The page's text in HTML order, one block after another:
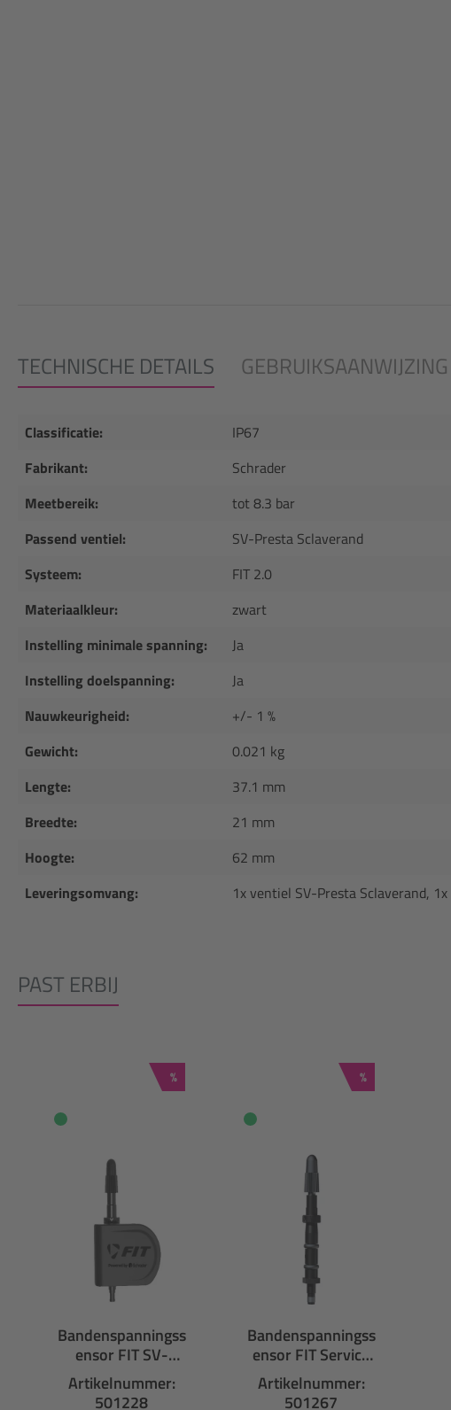
TECHNISCHE DETAILS GEBRUIKSAANWIJZING
Classificatie:
IP67
Fabrikant:
Schrader
Meetbereik:
tot 8.3 bar
Passend ventiel:
SV-Presta Sclaverand
Systeem:
FIT 2.0
Materiaalkleur:
zwart
Instelling minimale spanning:
Ja
Instelling doelspanning:
Ja
Nauwkeurigheid:
+/- 1 %
Gewicht:
0.021 kg
Lengte:
37.1 mm
Breedte:
21 mm
Hoogte:
62 mm
Leveringsomvang:
1x ventiel SV-Presta Sclaverand, 1x
PAST ERBIJ
Korting
%
Bandenspanningss
ensor FIT SV-
Presta Sclaverand
2 stuks
Artikelnummer:
501228
Korting
%
Bandenspanningss
ensor FIT Service
Kit SV-Presta
Sclaverand
Artikelnummer:
501267